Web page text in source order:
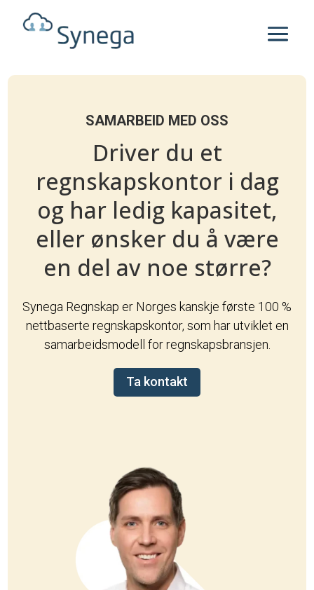
SAMARBEID MED OSS
Driver du et
regnskapskontor i dag
og har ledig kapasitet,
eller ønsker du å være
en del av noe større?
Synega Regnskap er Norges kanskje første 100 %
nettbaserte regnskapskontor, som har utviklet en
samarbeidsmodell for regnskapsbransjen.
Ta kontakt